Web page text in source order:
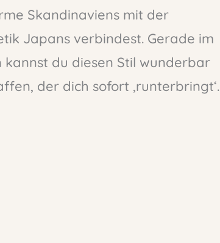
Skandinaviens mit der
Japans verbindest. Gerade im
du diesen Stil wunderbar
der dich sofort ‚runterbringt‘.